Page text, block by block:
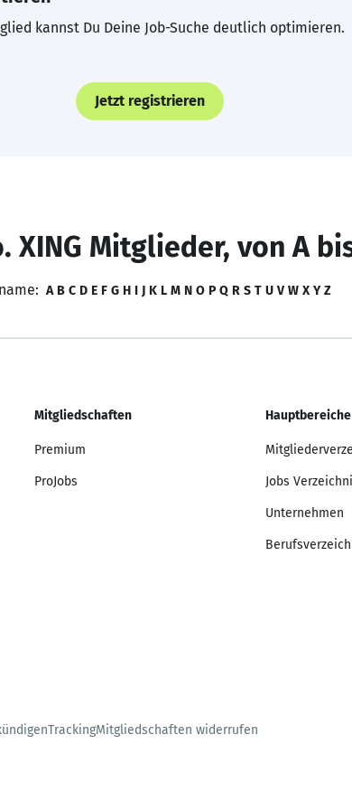
kannst Du Deine Job-Suche deutlich optimieren.
Jetzt registrieren
XING Mitglieder, von A
A B C D E F G H I J K L M N O P Q R S T U V W X Y Z
Mitgliedschaften
Premium
ProJobs
Hauptbereiche
Jobs
Unternehmen
TrackingMitgliedschaften widerrufen